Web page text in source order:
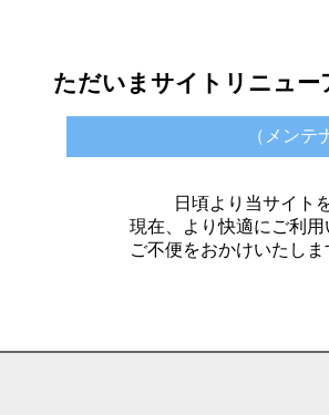
ただいまサイトリニュ
（メンテ
日頃より当サイト
現在、より快適にご利
ご不便をおかけいたし